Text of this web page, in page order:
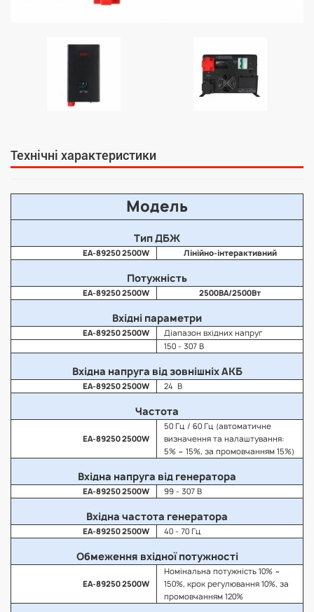
Технічні характеристики
Модель
Тип ДБЖ
EA-89250 2500W Лінійно-інтерактивний
Потужність
EA-89250 2500W 2500ВА/2500Вт
Вхідні параметри
EA-89250 2500W
Діапазон вхідних напруг
150 - 307 В
Вхідна напруга від зовнішніх АКБ
EA-89250 2500W 24 В
Частота
EA-89250 2500W
50 Гц / 60 Гц (автоматичне
визначення та налаштування:
5% ~ 15%, за промовчанням 15%)
Вхідна напруга від генератора
EA-89250 2500W 99 - 307 В
Вхідна частота генератора
EA-89250 2500W 40 - 70 Гц
Обмеження вхідної потужності
EA-89250 2500W
Номінальна потужність 10% ~
150%, крок регулювання 10%, за
промовчанням 120%